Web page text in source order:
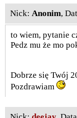
Nick: Anonim,
to wiem, pytanie
Pedz mu że mo
Dobrze się Twój
Pozdrawiam